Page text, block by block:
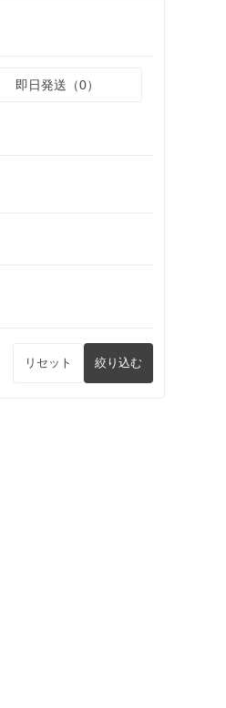
即日発送（0）
リセット 絞り込む